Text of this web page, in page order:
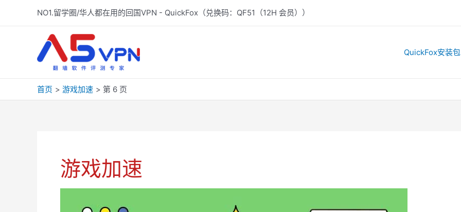
NO1.留学圈/华人都在用的回国VPN - QuickFox（兑换码：QF51（12H 会员））
QuickFox安装包
首页 游戏加速 第 6 页
游戏加速